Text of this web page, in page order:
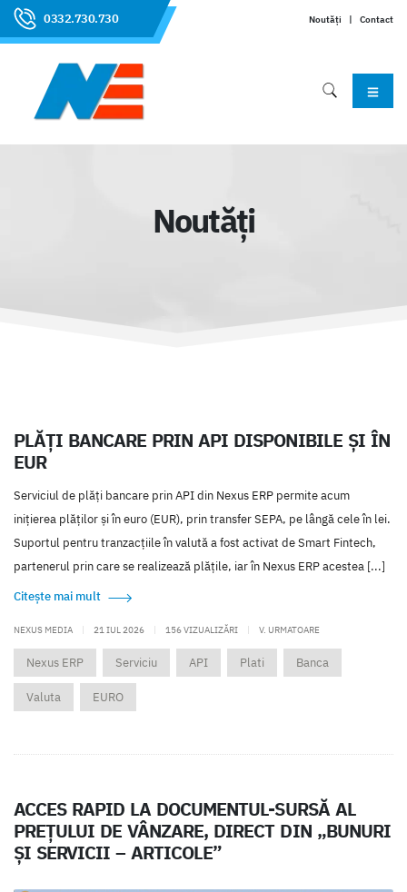
0332.730.730 Noutăți | Contact
Noutăți
PLĂȚI BANCARE PRIN API DISPONIBILE ȘI ÎN
EUR
Serviciul de plăți bancare prin API din Nexus ERP permite acum
inițierea plăților și în euro (EUR), prin transfer SEPA, pe lângă cele în lei.
Suportul pentru tranzacțiile în valută a fost activat de Smart Fintech,
partenerul prin care se realizează plățile, iar în Nexus ERP acestea [...]
Citește mai mult
NEXUS MEDIA | 21 IUL 2026 | 156 VIZUALIZĂRI | V. URMATOARE
Nexus ERP Serviciu API Plati Banca
Valuta EURO
ACCES RAPID LA DOCUMENTUL-SURSĂ AL
PREȚULUI DE VÂNZARE, DIRECT DIN „BUNURI
ȘI SERVICII – ARTICOLE”